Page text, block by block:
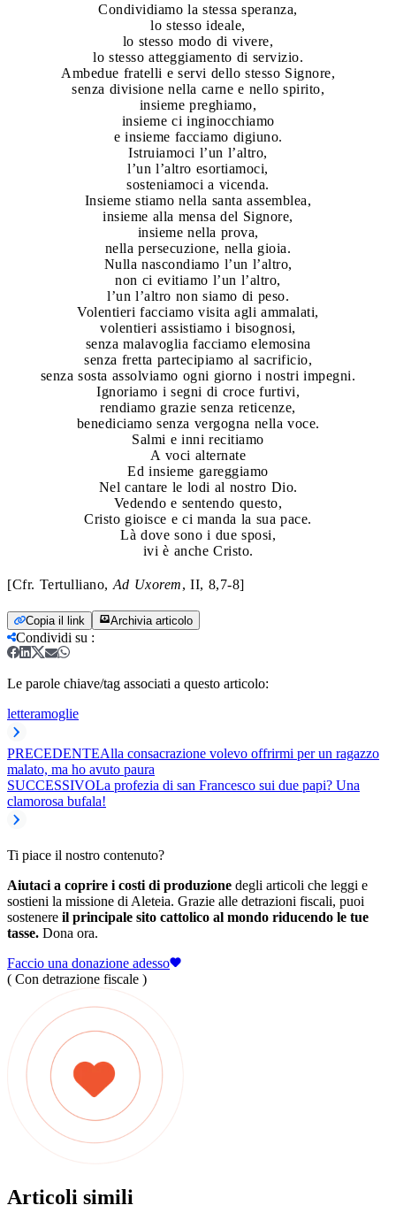
Condividiamo la stessa speranza,
lo stesso ideale,
lo stesso modo di vivere,
lo stesso atteggiamento di servizio.
Ambedue fratelli e servi dello stesso Signore,
senza divisione nella carne e nello spirito,
insieme preghiamo,
insieme ci inginocchiamo
e insieme facciamo digiuno.
Istruiamoci l’un l’altro,
l’un l’altro esortiamoci,
sosteniamoci a vicenda.
Insieme stiamo nella santa assemblea,
insieme alla mensa del Signore,
insieme nella prova,
nella persecuzione, nella gioia.
Nulla nascondiamo l’un l’altro,
non ci evitiamo l’un l’altro,
l’un l’altro non siamo di peso.
Volentieri facciamo visita agli ammalati,
volentieri assistiamo i bisognosi,
senza malavoglia facciamo elemosina
senza fretta partecipiamo al sacrificio,
senza sosta assolviamo ogni giorno i nostri impegni.
Ignoriamo i segni di croce furtivi,
rendiamo grazie senza reticenze,
benediciamo senza vergogna nella voce.
Salmi e inni recitiamo
A voci alternate
Ed insieme gareggiamo
Nel cantare le lodi al nostro Dio.
Vedendo e sentendo questo,
Cristo gioisce e ci manda la sua pace.
Là dove sono i due sposi,
ivi è anche Cristo.
[Cfr. Tertulliano, Ad Uxorem, II, 8,7-8]
Copia il link Archivia articolo
Condividi su :
Le parole chiave/tag associati a questo articolo:
letteramoglie
PRECEDENTEAlla consacrazione volevo offrirmi per un ragazzo
malato, ma ho avuto paura
SUCCESSIVOLa profezia di san Francesco sui due papi? Una
clamorosa bufala!
Ti piace il nostro contenuto?
Aiutaci a coprire i costi di produzione degli articoli che leggi e
sostieni la missione di Aleteia. Grazie alle detrazioni fiscali, puoi
sostenere il principale sito cattolico al mondo riducendo le tue
tasse. Dona ora.
Faccio una donazione adesso
( Con detrazione fiscale )
Articoli simili